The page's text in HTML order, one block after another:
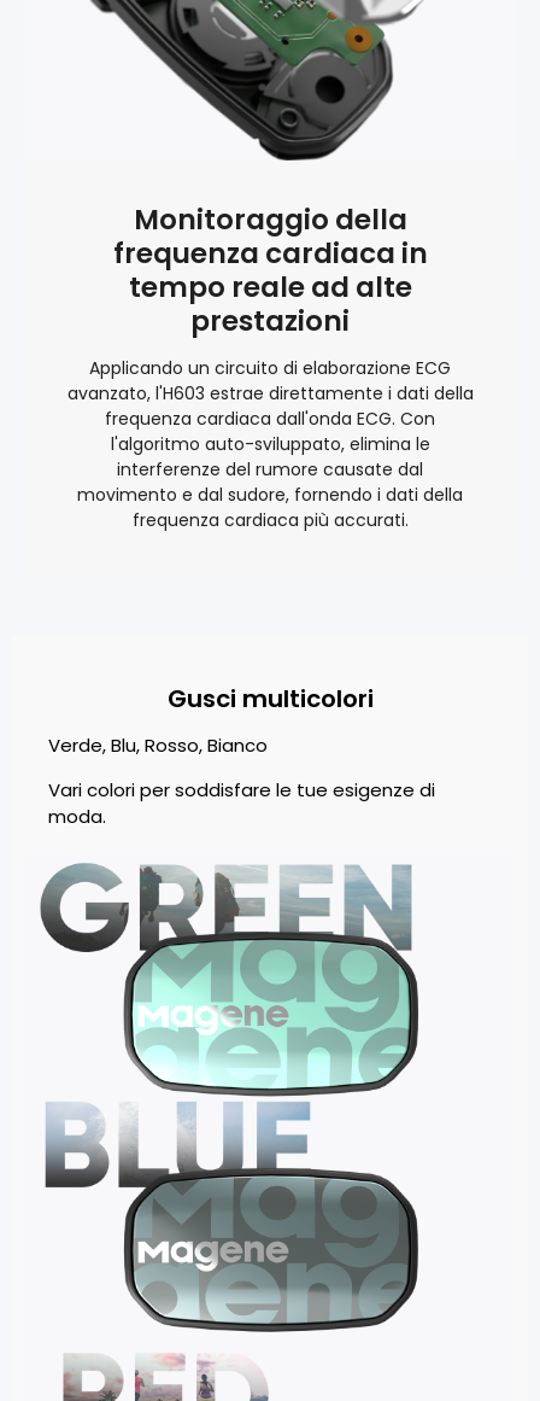
Monitoraggio della
frequenza cardiaca in
tempo reale ad alte
prestazioni
Applicando un circuito di elaborazione ECG
avanzato, l'H603 estrae direttamente i dati della
frequenza cardiaca dall'onda ECG. Con
l'algoritmo auto-sviluppato, elimina le
interferenze del rumore causate dal
movimento e dal sudore, fornendo i dati della
frequenza cardiaca più accurati.
Gusci multicolori
Verde, Blu, Rosso, Bianco
Vari colori per soddisfare le tue esigenze di
moda.